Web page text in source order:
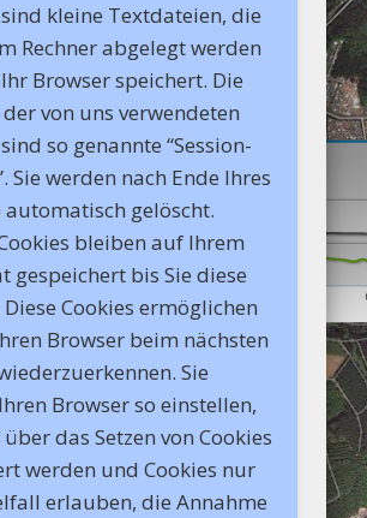
kleine Textdateien, die
Rechner abgelegt werden
Browser speichert. Die
von uns verwendeten
so genannte “Session-
Sie werden nach Ende Ihres
automatisch gelöscht.
bleiben auf Ihrem
gespeichert bis Sie diese
Diese Cookies ermöglichen
Browser beim nächsten
Sie
Browser so einstellen,
über das Setzen von Cookies
werden und Cookies nur
erlauben, die Annahme